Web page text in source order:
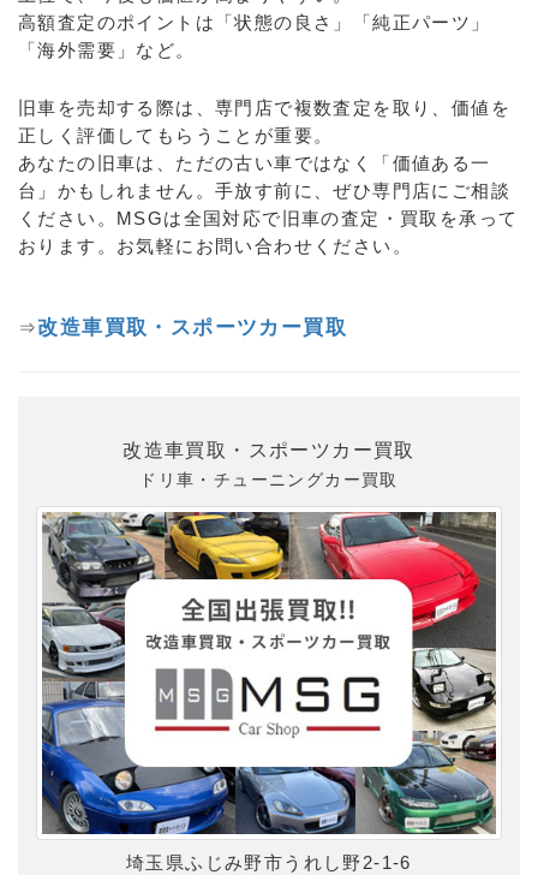
高額査定のポイントは「状態の良さ」「純正パーツ」
「海外需要」など。
旧車を売却する際は、専門店で複数査定を取り、価値を
正しく評価してもらうことが重要。
あなたの旧車は、ただの古い車ではなく「価値ある一
台」かもしれません。手放す前に、ぜひ専門店にご相談
ください。MSGは全国対応で旧車の査定・買取を承って
おります。お気軽にお問い合わせください。
⇒改造車買取・スポーツカー買取
改造車買取・スポーツカー買取
ドリ車・チューニングカー買取
埼玉県ふじみ野市うれし野2-1-6